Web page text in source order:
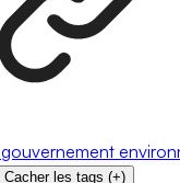
gouvernement
Cacher les tags (+)